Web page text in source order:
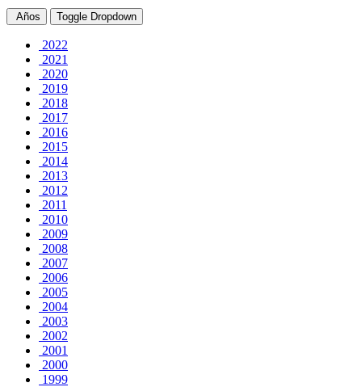
Años Toggle Dropdown
2022
2021
2020
2019
2018
2017
2016
2015
2014
2013
2012
2011
2010
2009
2008
2007
2006
2005
2004
2003
2002
2001
2000
1999